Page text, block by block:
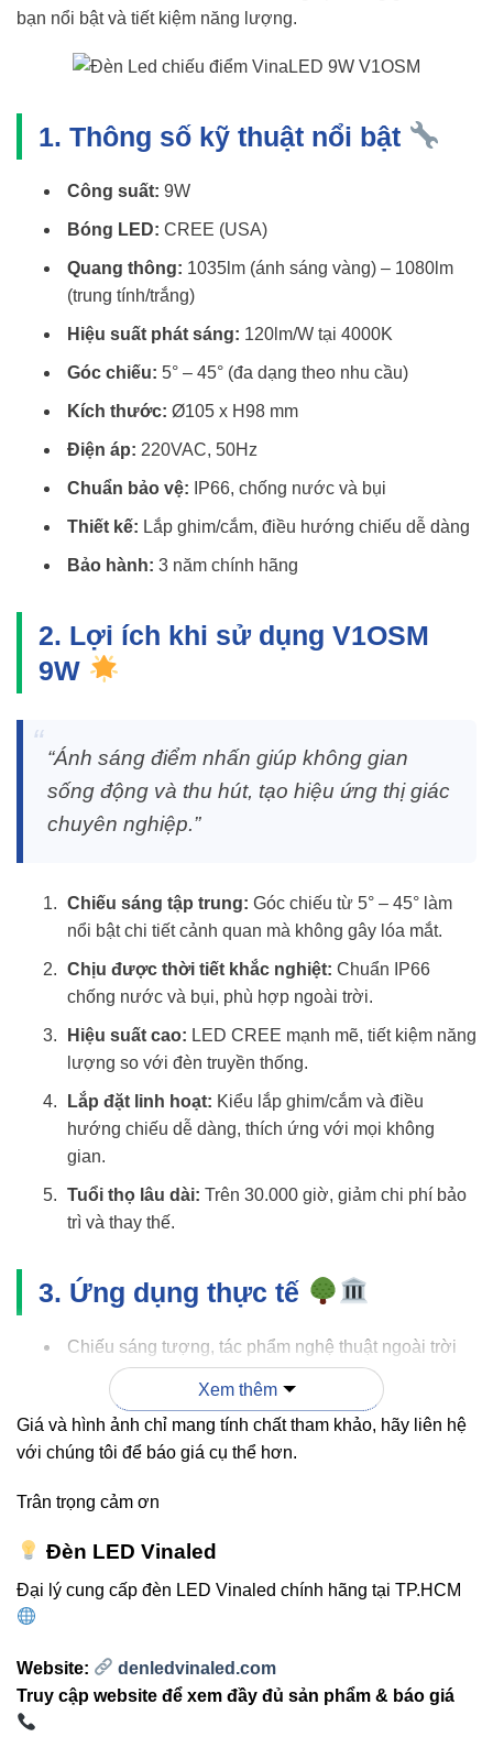
bạn nổi bật và tiết kiệm năng lượng.
1. Thông số kỹ thuật nổi bật
Công suất: 9W
Bóng LED: CREE (USA)
Quang thông: 1035lm (ánh sáng vàng) – 1080lm
(trung tính/trắng)
Hiệu suất phát sáng: 120lm/W tại 4000K
Góc chiếu: 5° – 45° (đa dạng theo nhu cầu)
Kích thước: Ø105 x H98 mm
Điện áp: 220VAC, 50Hz
Chuẩn bảo vệ: IP66, chống nước và bụi
Thiết kế: Lắp ghim/cắm, điều hướng chiếu dễ dàng
Bảo hành: 3 năm chính hãng
2. Lợi ích khi sử dụng V1OSM
9W
“Ánh sáng điểm nhấn giúp không gian
sống động và thu hút, tạo hiệu ứng thị giác
chuyên nghiệp.”
Chiếu sáng tập trung: Góc chiếu từ 5° – 45° làm
nổi bật chi tiết cảnh quan mà không gây lóa mắt.
Chịu được thời tiết khắc nghiệt: Chuẩn IP66
chống nước và bụi, phù hợp ngoài trời.
Hiệu suất cao: LED CREE mạnh mẽ, tiết kiệm năng
lượng so với đèn truyền thống.
Lắp đặt linh hoạt: Kiểu lắp ghim/cắm và điều
hướng chiếu dễ dàng, thích ứng với mọi không
gian.
Tuổi thọ lâu dài: Trên 30.000 giờ, giảm chi phí bảo
trì và thay thế.
3. Ứng dụng thực tế
Chiếu sáng tượng, tác phẩm nghệ thuật ngoài trời
Nhấn mạnh tiểu cảnh, cây xanh trong sân vườn,
resort
Chiếu sáng lối đi, sảnh, quảng trường
Điểm nhấn chi tiết kiến trúc: cột, tường, mái che
4. So sánh V1OSM 9W với đèn
Xem thêm
Giá và hình ảnh chỉ mang tính chất tham khảo, hãy liên hệ
với chúng tôi để báo giá cụ thể hơn.
Trân trọng cảm ơn
Đèn LED Vinaled
Đại lý cung cấp đèn LED Vinaled chính hãng tại TP.HCM
Website:
denledvinaled.com
Truy cập website để xem đầy đủ sản phẩm & báo giá